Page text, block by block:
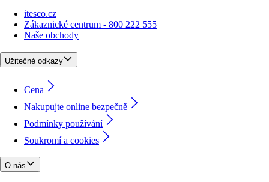
itesco.cz
Zákaznické centrum - 800 222 555
Naše obchody
Užitečné odkazy
Cena
Nakupujte online bezpečně
Podmínky používání
Soukromí a cookies
O nás